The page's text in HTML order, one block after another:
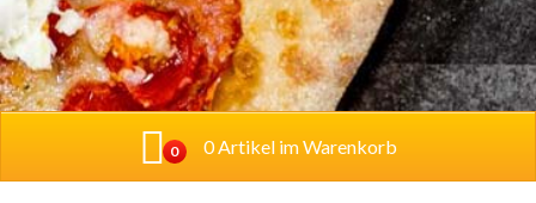
0 0 Artikel im Warenkorb